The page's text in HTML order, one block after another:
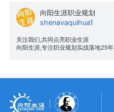
向阳生涯职业规划
shenavaquihua1
关注我们,共同点亮职业生涯
向阳生涯,专注职业规划实战落地25年